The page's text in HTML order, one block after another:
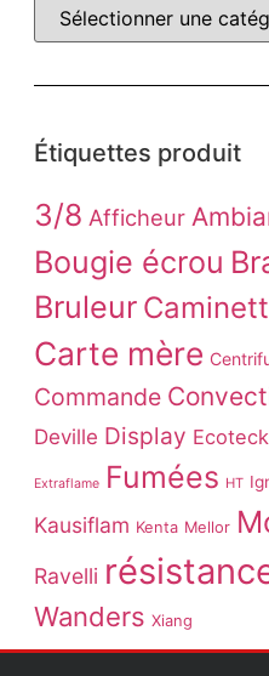
Étiquettes produit
3/8 Afficheur
Bougie écrou
Bruleur
Carte mère
Commande
Deville Display Ecoteck
Extraflame Fumées HT
Kausiflam Kenta Mellor
Ravelli
Wanders Xiang